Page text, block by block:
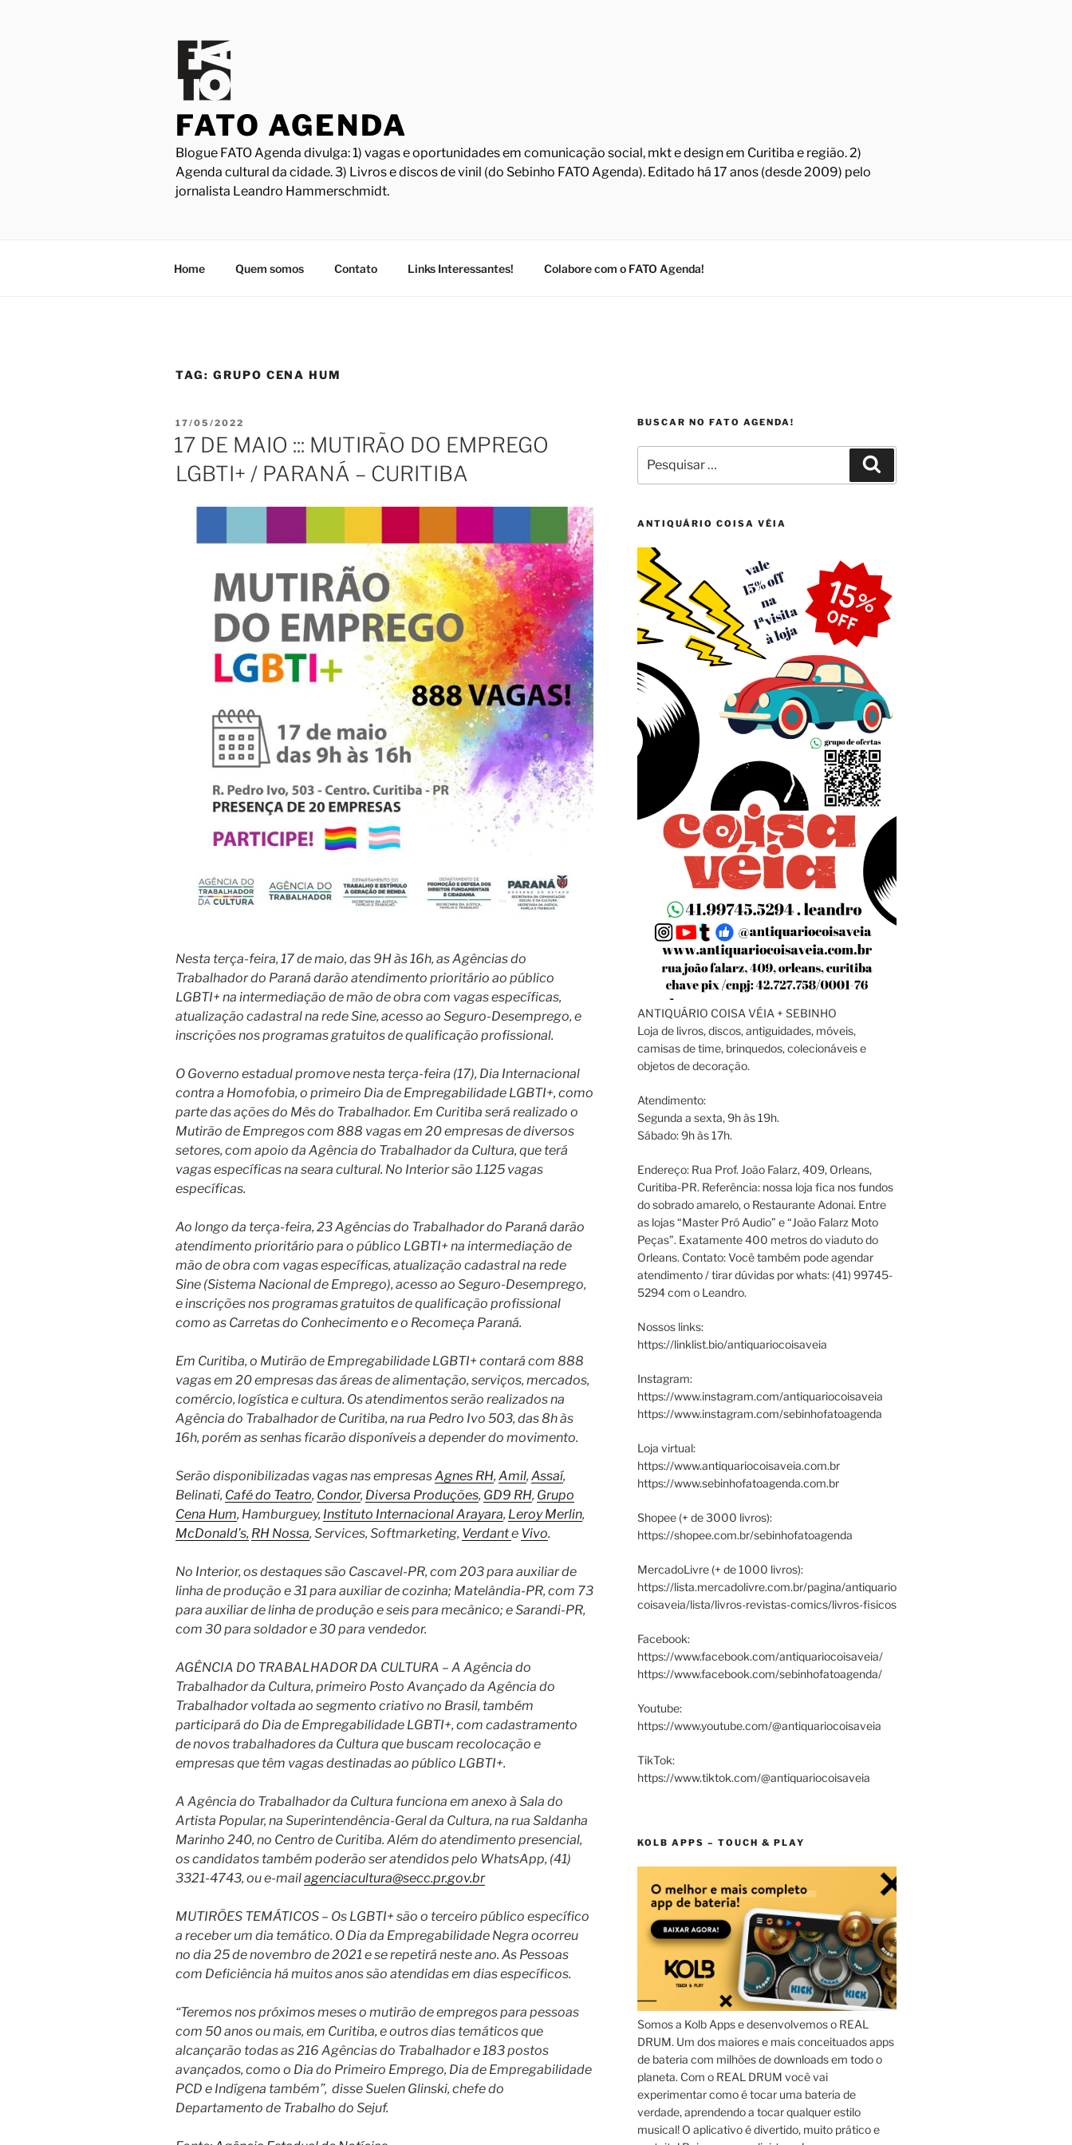
FATO AGENDA
Blogue FATO Agenda divulga: 1) vagas e oportunidades em comunicação social, mkt e design em Curitiba e região. 2)
Agenda cultural da cidade. 3) Livros e discos de vinil (do Sebinho FATO Agenda). Editado há 17 anos (desde 2009) pelo
jornalista Leandro Hammerschmidt.
Home Quem somos Contato Links Interessantes! Colabore com o FATO Agenda!
TAG: GRUPO CENA HUM
PUBLICADO
EM
17/05/2022
17 DE MAIO ::: MUTIRÃO DO EMPREGO
LGBTI+ / PARANÁ – CURITIBA
Nesta terça-feira, 17 de maio, das 9H às 16h, as Agências do
Trabalhador do Paraná darão atendimento prioritário ao público
LGBTI+ na intermediação de mão de obra com vagas específicas,
atualização cadastral na rede Sine, acesso ao Seguro-Desemprego, e
inscrições nos programas gratuitos de qualificação profissional.
O Governo estadual promove nesta terça-feira (17), Dia Internacional
contra a Homofobia, o primeiro Dia de Empregabilidade LGBTI+, como
parte das ações do Mês do Trabalhador. Em Curitiba será realizado o
Mutirão de Empregos com 888 vagas em 20 empresas de diversos
setores, com apoio da Agência do Trabalhador da Cultura, que terá
vagas específicas na seara cultural. No Interior são 1.125 vagas
específicas.
Ao longo da terça-feira, 23 Agências do Trabalhador do Paraná darão
atendimento prioritário para o público LGBTI+ na intermediação de
mão de obra com vagas específicas, atualização cadastral na rede
Sine (Sistema Nacional de Emprego), acesso ao Seguro-Desemprego,
e inscrições nos programas gratuitos de qualificação profissional
como as Carretas do Conhecimento e o Recomeça Paraná.
Em Curitiba, o Mutirão de Empregabilidade LGBTI+ contará com 888
vagas em 20 empresas das áreas de alimentação, serviços, mercados,
comércio, logística e cultura. Os atendimentos serão realizados na
Agência do Trabalhador de Curitiba, na rua Pedro Ivo 503, das 8h às
16h, porém as senhas ficarão disponíveis a depender do movimento.
Serão disponibilizadas vagas nas empresasAgnes RH, Amil, Assaí,
Belinati, Café do Teatro, Condor, Diversa Produções, GD9 RH, Grupo
Cena Hum, Hamburguey, Instituto Internacional Arayara, Leroy Merlin,
McDonald’s, RH Nossa, Services, Softmarketing, Verdante Vivo.
No Interior, os destaques são Cascavel-PR, com 203 para auxiliar de
linha de produção e 31 para auxiliar de cozinha; Matelândia-PR, com 73
para auxiliar de linha de produção e seis para mecânico; e Sarandi-PR,
com 30 para soldador e 30 para vendedor.
AGÊNCIA DO TRABALHADOR DA CULTURA – A Agência do
Trabalhador da Cultura, primeiro Posto Avançado da Agência do
Trabalhador voltada ao segmento criativo no Brasil, também
participará do Dia de Empregabilidade LGBTI+, com cadastramento
de novos trabalhadores da Cultura que buscam recolocação e
empresas que têm vagas destinadas ao público LGBTI+.
A Agência do Trabalhador da Cultura funciona em anexo à Sala do
Artista Popular, na Superintendência-Geral da Cultura, na rua Saldanha
Marinho 240, no Centro de Curitiba. Além do atendimento presencial,
os candidatos também poderão ser atendidos pelo WhatsApp, (41)
3321-4743, ou e-mailagenciacultura@secc.pr.gov.br
MUTIRÕES TEMÁTICOS – Os LGBTI+ são o terceiro público específico
a receber um dia temático. O Dia da Empregabilidade Negra ocorreu
no dia 25 de novembro de 2021 e se repetirá neste ano. As Pessoas
com Deficiência há muitos anos são atendidas em dias específicos.
“Teremos nos próximos meses o mutirão de empregos para pessoas
com 50 anos ou mais, em Curitiba, e outros dias temáticos que
alcançarão todas as 216 Agências do Trabalhador e 183 postos
avançados, como o Dia do Primeiro Emprego, Dia de Empregabilidade
PCD e Indígena também”, disse Suelen Glinski, chefe do
Departamento de Trabalho do Sejuf.
BUSCAR NO FATO AGENDA!
por:
ANTIQUÁRIO COISA VÉIA
ANTIQUÁRIO COISA VÉIA + SEBINHO
Loja de livros, discos, antiguidades, móveis,
camisas de time, brinquedos, colecionáveis e
objetos de decoração.
Atendimento:
Segunda a sexta, 9h às 19h.
Sábado: 9h às 17h.
Endereço: Rua Prof. João Falarz, 409, Orleans,
Curitiba-PR. Referência: nossa loja fica nos fundos
do sobrado amarelo, o Restaurante Adonai. Entre
as lojas “Master Pró Audio” e “João Falarz Moto
Peças”. Exatamente 400 metros do viaduto do
Orleans. Contato: Você também pode agendar
atendimento / tirar dúvidas por whats: (41) 99745-
5294 com o Leandro.
Nossos links:
https://linklist.bio/antiquariocoisaveia
Instagram:
https://www.instagram.com/antiquariocoisaveia
https://www.instagram.com/sebinhofatoagenda
Loja virtual:
https://www.antiquariocoisaveia.com.br
https://www.sebinhofatoagenda.com.br
Shopee (+ de 3000 livros):
https://shopee.com.br/sebinhofatoagenda
MercadoLivre (+ de 1000 livros):
https://lista.mercadolivre.com.br/pagina/antiquario
coisaveia/lista/livros-revistas-comics/livros-fisicos
Facebook:
https://www.facebook.com/antiquariocoisaveia/
https://www.facebook.com/sebinhofatoagenda/
Youtube:
https://www.youtube.com/@antiquariocoisaveia
TikTok:
https://www.tiktok.com/@antiquariocoisaveia
KOLB APPS – TOUCH & PLAY
Somos a Kolb Apps e desenvolvemos o REAL
DRUM. Um dos maiores e mais conceituados apps
de bateria com milhões de downloads em todo o
planeta. Com o REAL DRUM você vai
experimentar como é tocar uma bateria de
verdade, aprendendo a tocar qualquer estilo
musical! O aplicativo é divertido, muito prático e